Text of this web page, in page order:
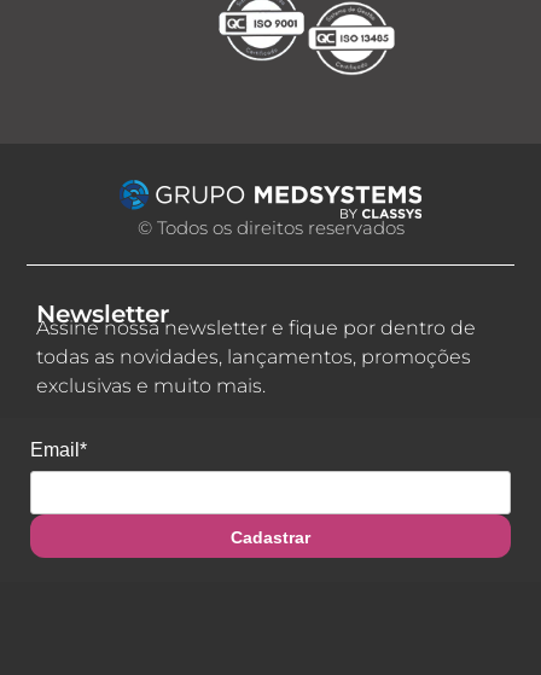
© Todos os direitos reservados
Newsletter
Assine nossa newsletter e fique por dentro de
todas as novidades, lançamentos, promoções
exclusivas e muito mais.
Email*
Cadastrar